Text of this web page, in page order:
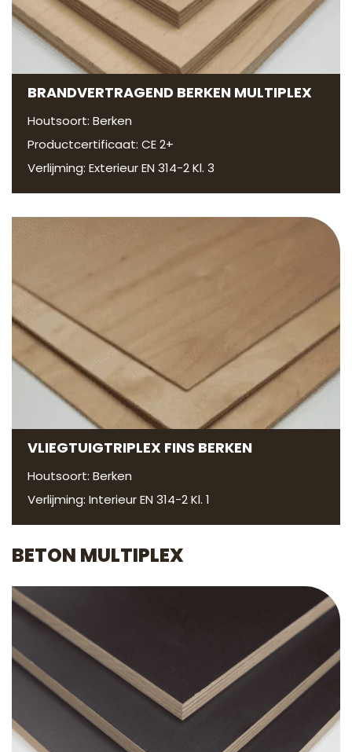
BRANDVERTRAGEND BERKEN MULTIPLEX
Houtsoort: Berken
Productcertificaat: CE 2+
Verlijming: Exterieur EN 314-2 Kl. 3
VLIEGTUIGTRIPLEX FINS BERKEN
Houtsoort: Berken
Verlijming: Interieur EN 314-2 Kl. 1
BETON MULTIPLEX